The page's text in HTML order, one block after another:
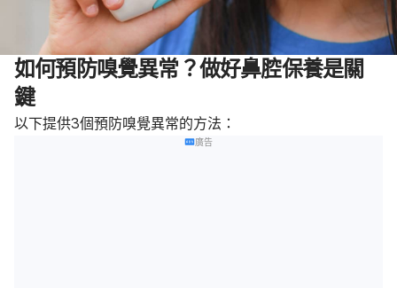
如何預防嗅覺異常？做好鼻腔保養是關
鍵
以下提供3個預防嗅覺異常的方法：
廣告